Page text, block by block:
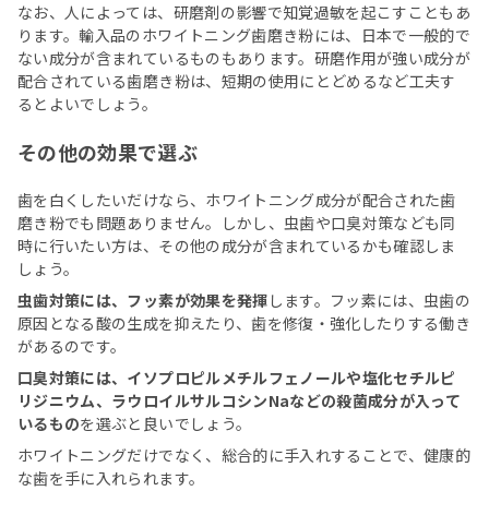
なお、人によっては、研磨剤の影響で知覚過敏を起こすこともあ
ります。輸入品のホワイトニング歯磨き粉には、日本で一般的で
ない成分が含まれているものもあります。研磨作用が強い成分が
配合されている歯磨き粉は、短期の使用にとどめるなど工夫す
るとよいでしょう。
その他の効果で選ぶ
歯を白くしたいだけなら、ホワイトニング成分が配合された歯
磨き粉でも問題ありません。しかし、虫歯や口臭対策なども同
時に行いたい方は、その他の成分が含まれているかも確認しま
しょう。
虫歯対策には、フッ素が効果を発揮 します。フッ素には、虫歯の
原因となる酸の生成を抑えたり、歯を修復・強化したりする働き
があるのです。
口臭対策には、イソプロピルメチルフェノールや塩化セチルピ
リジニウム、ラウロイルサルコシンNaなどの殺菌成分が入って
いるものを選ぶと良いでしょう。
ホワイトニングだけでなく、総合的に手入れすることで、健康的
な歯を手に入れられます。